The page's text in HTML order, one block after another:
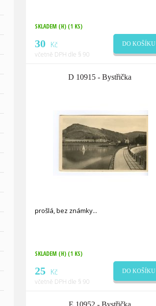
SKLADEM (H) (1 KS)
30 Kč
včetně DPH dle § 90
DO KOŠÍKU
D 10915 - Bystřička
prošlá, bez známky
SKLADEM (H) (1 KS)
25 Kč
včetně DPH dle § 90
DO KOŠÍKU
E 10952 - Bystřička